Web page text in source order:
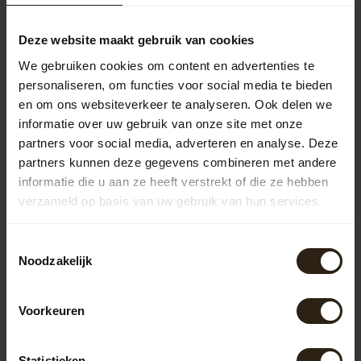
Deze website maakt gebruik van cookies
We gebruiken cookies om content en advertenties te
personaliseren, om functies voor social media te bieden
en om ons websiteverkeer te analyseren. Ook delen we
informatie over uw gebruik van onze site met onze
partners voor social media, adverteren en analyse. Deze
partners kunnen deze gegevens combineren met andere
informatie die u aan ze heeft verstrekt of die ze hebben
verzameld op basis van uw gebruik van hun services.
Noodzakelijk
Voorkeuren
Wijnvat "Brandy"
Vragen over dit product?
Neem gerust contact op met onze klantenservice op
info@barrelatelier.nl of038 - 3760185. We helpen je graag!
Recent bekeken